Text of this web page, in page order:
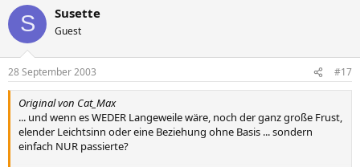
S Susette
Guest
28 September 2003 #17
Original von Cat_Max
... und wenn es WEDER Langeweile wäre, noch der ganz große Frust,
elender Leichtsinn oder eine Beziehung ohne Basis ... sondern
einfach NUR passierte?